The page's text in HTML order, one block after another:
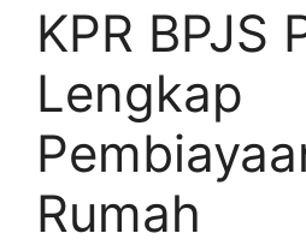
KPR BPJS
Lengkap
Rumah